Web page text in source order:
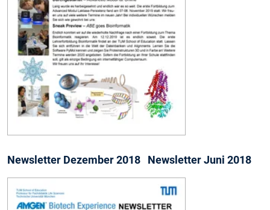
Newsletter Dezember 2018 Newsletter Juni 2018